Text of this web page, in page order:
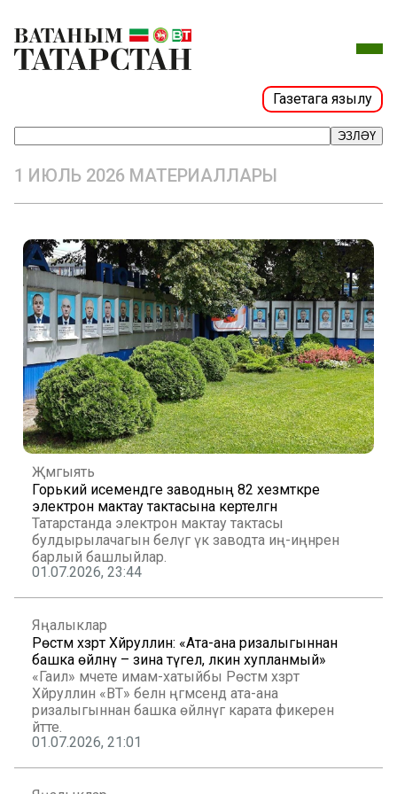
Газетага язылу
ЭЗЛӘҮ
1 ИЮЛЬ 2026 МАТЕРИАЛЛАРЫ
Җәмгыять
Горький исемендәге заводның 82 хезмәткәре
электрон мактау тактасына кертелгән
Татарстанда электрон мактау тактасы
булдырылачагын белүгә үк заводта иң-иңнәрен
барлый башлыйлар.
01.07.2026, 23:44
Яңалыклар
Рөстәм хәзрәт Хәйруллин: «Ата-ана ризалыгыннан
башка өйләнү – зина түгел, ләкин хупланмый»
«Гаилә» мәчете имам-хатыйбы Рөстәм хәзрәт
Хәйруллин «ВТ» белән әңгәмәсендә ата-ана
ризалыгыннан башка өйләнүгә карата фикерен
әйтте.
01.07.2026, 21:01